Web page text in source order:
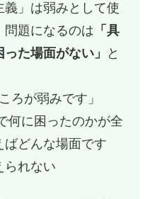
義」は弱みとして使
問題になるのは 「具
た場面がない」
と
ろが弱みです」
何に困ったのかが全
ばどんな場面です
られない